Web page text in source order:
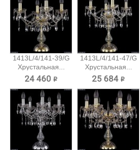
1413L/4/141-39/G
Хрустальная...
24 460 ₽
1413L/4/141-47/G
Хрустальная...
25 684 ₽